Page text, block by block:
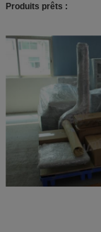
Produits prêts :